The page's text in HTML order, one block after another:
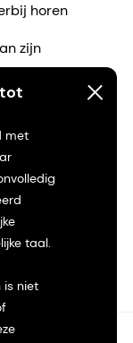
met
taal.
is niet
horen
zijn